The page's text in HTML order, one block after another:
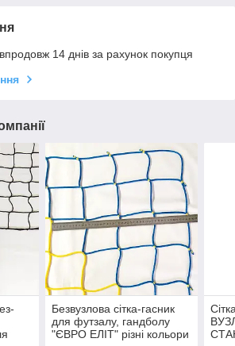
14 днів за рахунок покупця
Безвузлова сітка-гасник
для футзалу, гандболу
"ЄВРО ЕЛІТ" різні кольори